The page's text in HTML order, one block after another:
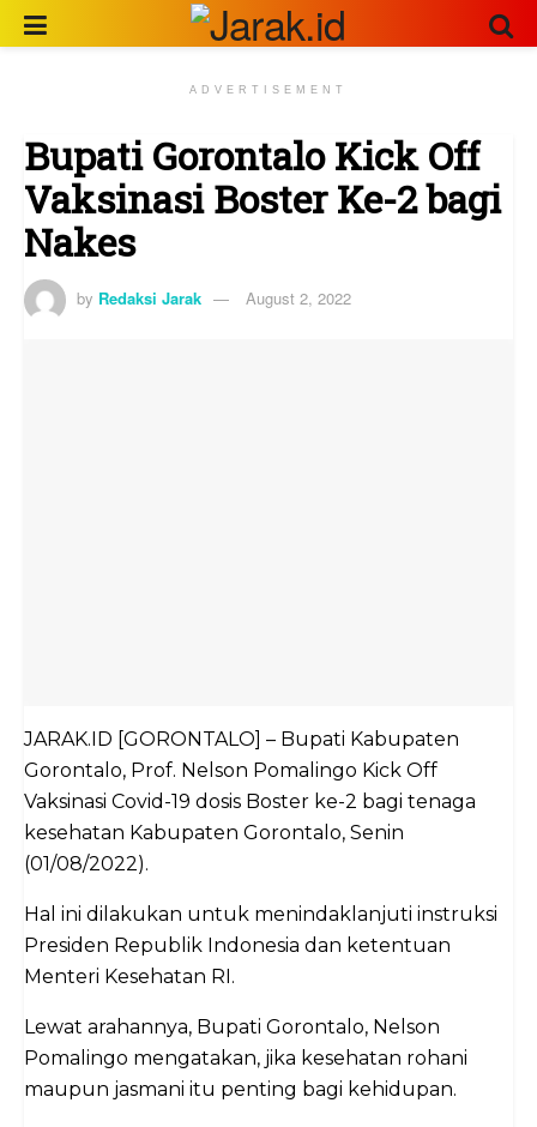
ADVERTISEMENT
Bupati Gorontalo Kick Off
Vaksinasi Boster Ke-2 bagi
Nakes
by Redaksi Jarak August 2, 2022
JARAK.ID [GORONTALO] – Bupati Kabupaten
Gorontalo, Prof. Nelson Pomalingo Kick Off
Vaksinasi Covid-19 dosis Boster ke-2 bagi tenaga
kesehatan Kabupaten Gorontalo, Senin
(01/08/2022).
Hal ini dilakukan untuk menindaklanjuti instruksi
Presiden Republik Indonesia dan ketentuan
Menteri Kesehatan RI.
Lewat arahannya, Bupati Gorontalo, Nelson
Pomalingo mengatakan, jika kesehatan rohani
maupun jasmani itu penting bagi kehidupan.